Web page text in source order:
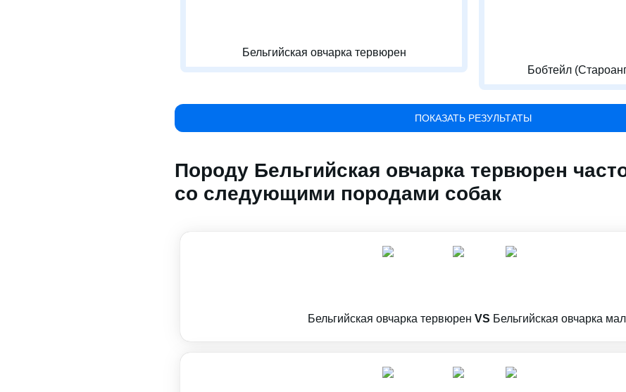
Бельгийская овчарка тервюрен
Бобтейл
ПОКАЗАТЬ РЕЗУЛЬТАТЫ
Породу Бельгийская овчарка тервюрен
со следующими породами собак
Бельгийская овчарка тервюрен VS Бельгийская овчарка